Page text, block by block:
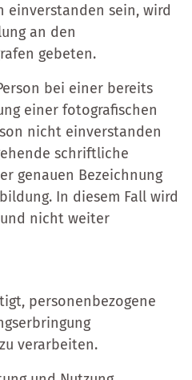
einverstanden sein, wird
an den
gebeten.
bei einer bereits
einer fotografischen
nicht einverstanden
schriftliche
genauen Bezeichnung
In diesem Fall wird
nicht weiter
personenbezogene
verarbeiten.